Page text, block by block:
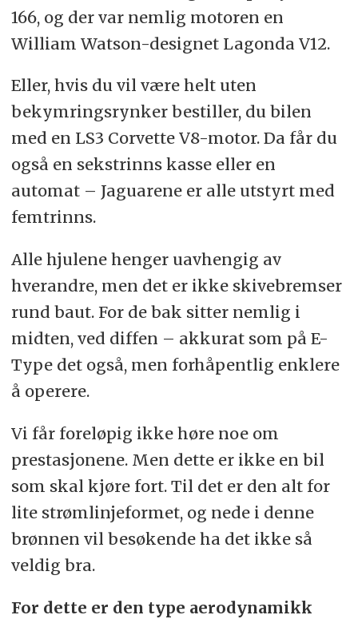
166, og der var nemlig motoren en
William Watson-designet Lagonda V12.
Eller, hvis du vil være helt uten
bekymringsrynker bestiller, du bilen
med en LS3 Corvette V8-motor. Da får du
også en sekstrinns kasse eller en
automat – Jaguarene er alle utstyrt med
femtrinns.
Alle hjulene henger uavhengig av
hverandre, men det er ikke skivebremser
rund baut. For de bak sitter nemlig i
midten, ved diffen – akkurat som på E-
Type det også, men forhåpentlig enklere
å operere.
Vi får foreløpig ikke høre noe om
prestasjonene. Men dette er ikke en bil
som skal kjøre fort. Til det er den alt for
lite strømlinjeformet, og nede i denne
brønnen vil besøkende ha det ikke så
veldig bra.
For dette er den type aerodynamikk